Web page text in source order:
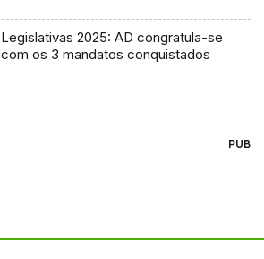
Legislativas 2025: AD congratula-se
com os 3 mandatos conquistados
PUB